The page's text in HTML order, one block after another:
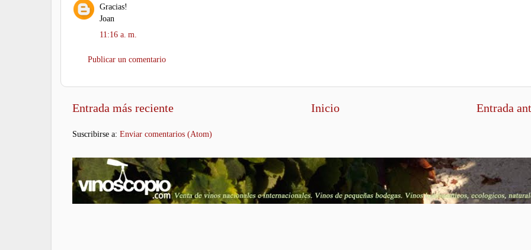
Gracias!
Joan
11:16 a. m.
Publicar un comentario
Entrada más reciente Entrada
Inicio
Suscribirse a: Enviar comentarios (Atom)